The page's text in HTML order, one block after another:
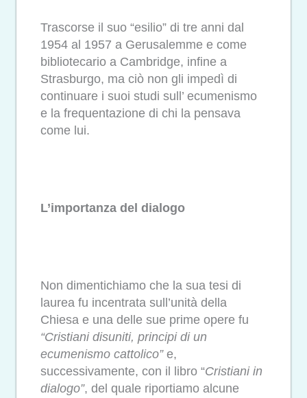
Trascorse il suo “esilio” di tre anni dal
1954 al 1957 a Gerusalemme e come
bibliotecario a Cambridge, infine a
Strasburgo, ma ciò non gli impedì di
continuare i suoi studi sull’ ecumenismo
e la frequentazione di chi la pensava
come lui.
L’importanza del dialogo
Non dimentichiamo che la sua tesi di
laurea fu incentrata sull’unità della
Chiesa e una delle sue prime opere fu
“Cristiani disuniti, principi di un
ecumenismo cattolico”e,
successivamente, con il libro “Cristiani in
dialogo”, del quale riportiamo alcune